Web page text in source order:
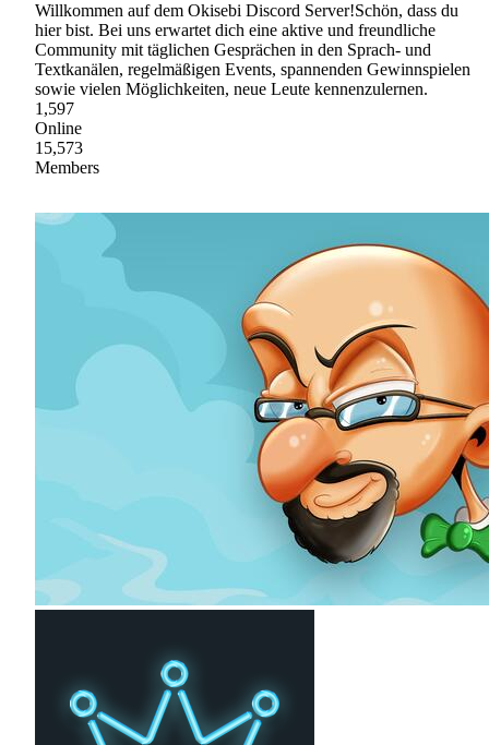
Willkommen auf dem Okisebi Discord Server!Schön, dass du
hier bist. Bei uns erwartet dich eine aktive und freundliche
Community mit täglichen Gesprächen in den Sprach- und
Textkanälen, regelmäßigen Events, spannenden Gewinnspielen
sowie vielen Möglichkeiten, neue Leute kennenzulernen.
1,597
Online
15,573
Members